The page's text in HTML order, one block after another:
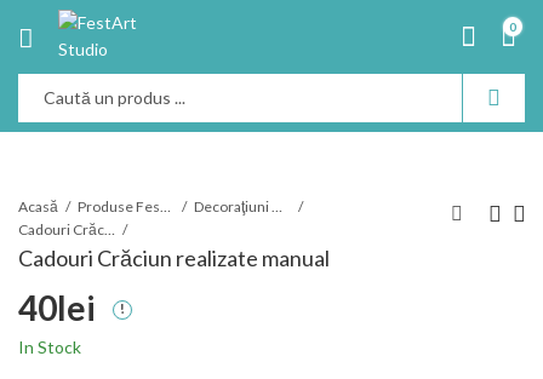
0
Acasă Produse Festart
Decoraţiuni Crăciun
Cadouri Crăciun
Cadouri Crăciun realizate manual
40lei
In Stock